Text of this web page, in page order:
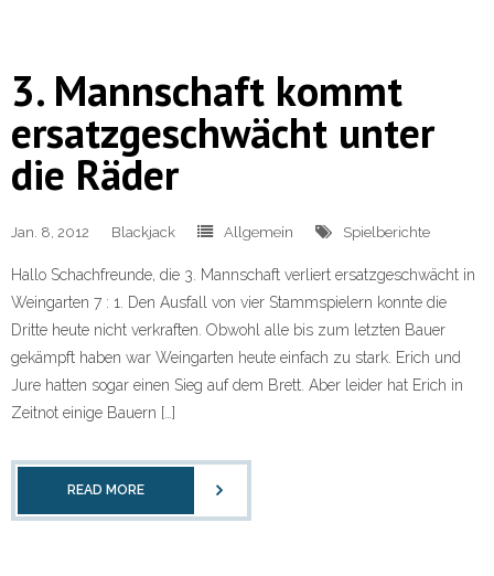
3. Mannschaft kommt
ersatzgeschwächt unter
die Räder
Jan. 8, 2012 Blackjack Allgemein Spielberichte
Hallo Schachfreunde, die 3. Mannschaft verliert ersatzgeschwächt in
Weingarten 7 : 1. Den Ausfall von vier Stammspielern konnte die
Dritte heute nicht verkraften. Obwohl alle bis zum letzten Bauer
gekämpft haben war Weingarten heute einfach zu stark. Erich und
Jure hatten sogar einen Sieg auf dem Brett. Aber leider hat Erich in
Zeitnot einige Bauern […]
READ MORE